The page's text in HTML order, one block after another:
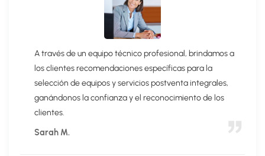
A través de un equipo técnico profesional, brindamos a
los clientes recomendaciones específicas para la
selección de equipos y servicios postventa integrales,
ganándonos la confianza y el reconocimiento de los
clientes.
Sarah M.